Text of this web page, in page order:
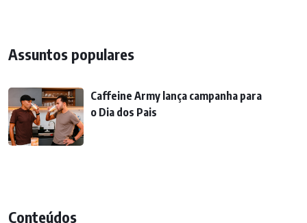
Assuntos populares
Caffeine Army lança campanha para
o Dia dos Pais
Conteúdos